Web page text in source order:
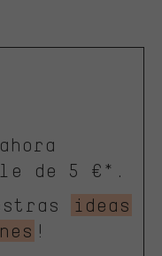
de 5 €*.
ideas
!